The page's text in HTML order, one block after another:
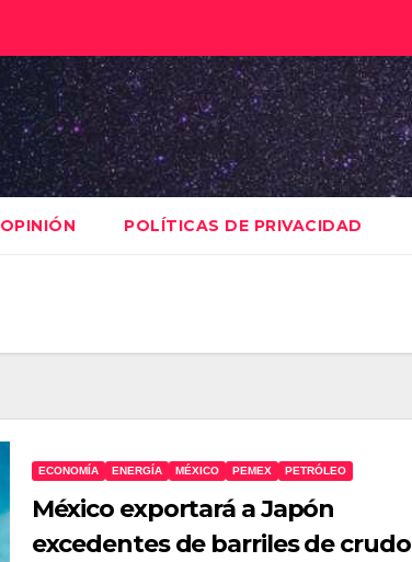
OPINIÓN POLÍTICAS DE PRIVACIDAD
ECONOMÍA ENERGÍA MÉXICO PEMEX PETRÓLEO
México exportará a Japón
excedentes de barriles de crudo